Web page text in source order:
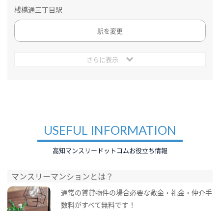
桟橋通三丁目駅
駅を変更
さらに表示
USEFUL INFORMATION
高知マンスリードットコムお役立ち情報
マンスリーマンションとは？
通常の賃貸物件の場合必要な敷金・礼金・仲介手
数料がすべて無料です！